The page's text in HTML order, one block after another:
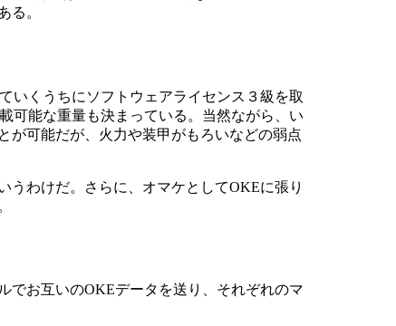
る。
いくうちにソフトウェアライセンス３級を取
可能な重量も決まっている。当然ながら、い
が可能だが、火力や装甲がもろいなどの弱点
わけだ。さらに、オマケとしてOKEに張り
でお互いのOKEデータを送り、それぞれのマ